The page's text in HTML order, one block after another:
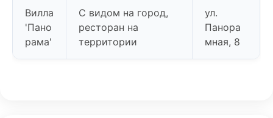
Вилла
'Пано
рама'
С видом на город,
ресторан на
территории
ул.
Панора
мная, 8